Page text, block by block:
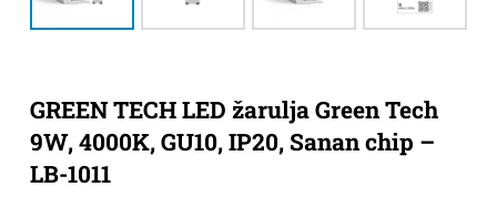
GREEN TECH LED žarulja Green Tech
9W, 4000K, GU10, IP20, Sanan chip –
LB-1011